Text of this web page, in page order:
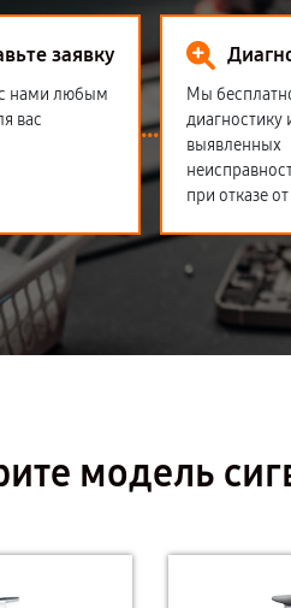
заявку
нами любым
вас
Мы
выявленных
при отказе
модель